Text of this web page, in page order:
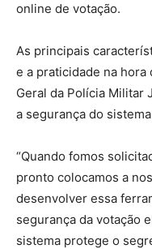
online de votação.
As principais
e a praticidade na hora
Geral da Polícia Militar
a segurança do
“Quando fomos
pronto colocamos a
desenvolver essa
segurança da votação
sistema protege o